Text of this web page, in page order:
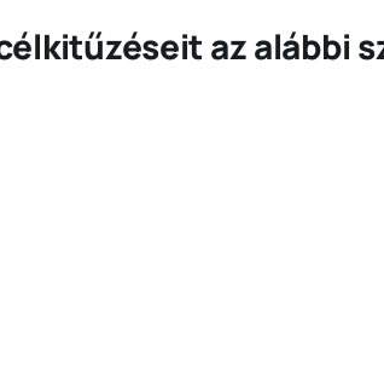
az alábbi